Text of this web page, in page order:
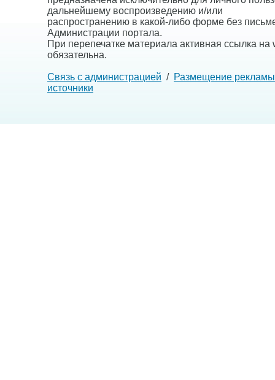
дальнейшему воспроизведению и/или
распространению в какой-либо форме без
Администрации портала.
При перепечатке материала активная ссылка на
обязательна.
Связь с администрацией / Размещение рекламы
источники